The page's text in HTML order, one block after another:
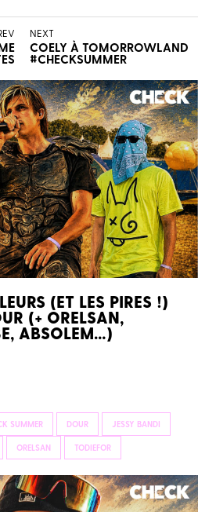
NEXT
COELY À TOMORROWLAND
#CHECKSUMMER
(ET LES PIRES !)
(+ ORELSAN,
ABSOLEM…)
SUMMER DOUR JESSY BANDI
ORELSAN TODIEFOR